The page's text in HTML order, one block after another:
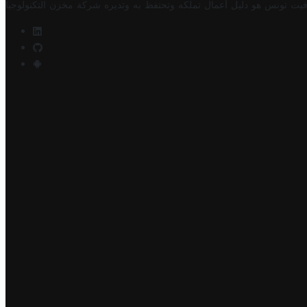
تونس هو دليل أعمال تملكه وتحتفظ به وتديره شركة مخزن التكنولوجيا